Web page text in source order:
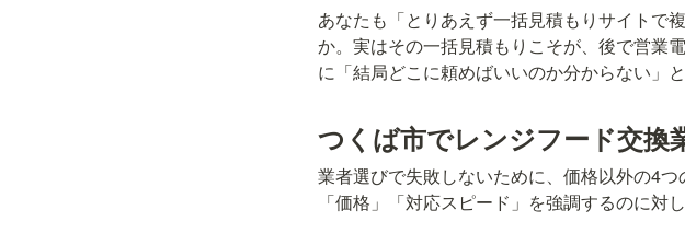
あなたも「とりあえず一括見積もりサイトで
か。実はその一括見積もりこそが、後で営業
に「結局どこに頼めばいいのか分からない」
つくば市でレンジフード交換
業者選びで失敗しないために、価格以外の4
「価格」「対応スピード」を強調するのに対